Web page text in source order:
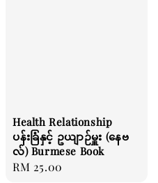
Health Relationship
ပန်းခြံနှင့် ဥယျာဉ်မှူး (နေဗ
လ်) Burmese Book
Regular
RM 25.00